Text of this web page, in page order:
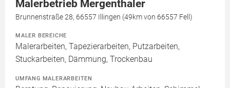
Malerbetrieb Mergenthaler
Brunnenstraße 28, 66557 Illingen (49km von 66557 Fell)
MALER BEREICHE
Malerarbeiten, Tapezierarbeiten, Putzarbeiten,
Stuckarbeiten, Dämmung, Trockenbau
UMFANG MALERARBEITEN